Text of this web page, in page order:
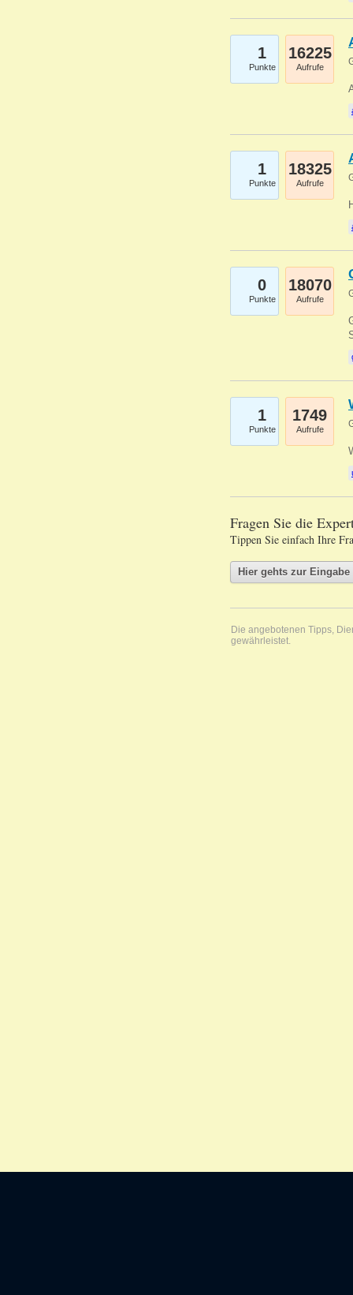
1
Punkte
16225
Aufrufe
1
Punkte
18325
Aufrufe
0
Punkte
18070
Aufrufe
1
Punkte
1749
Aufrufe
Fragen Sie die
Tippen Sie einfach Ihre
Die angebotenen Tipps,
gewährleistet.